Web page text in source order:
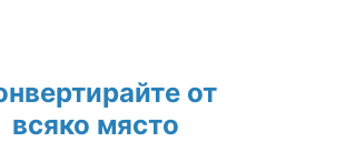
от
всяко място